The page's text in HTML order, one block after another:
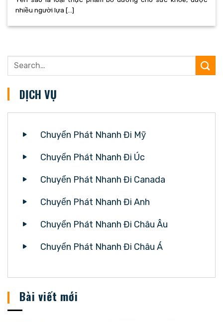
nhiều người lựa [...]
DỊCH VỤ
Chuyển Phát Nhanh Đi Mỹ
Chuyển Phát Nhanh Đi Úc
Chuyển Phát Nhanh Đi Canada
Chuyển Phát Nhanh Đi Anh
Chuyển Phát Nhanh Đi Châu Âu
Chuyển Phát Nhanh Đi Châu Á
Bài viết mới